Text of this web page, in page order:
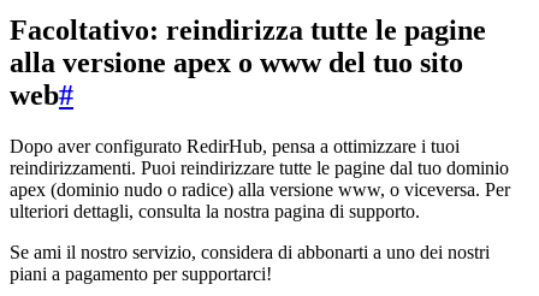
Facoltativo: reindirizza tutte le pagine
alla versione apex o www del tuo sito
web#
Dopo aver configurato RedirHub, pensa a ottimizzare i tuoi
reindirizzamenti. Puoi reindirizzare tutte le pagine dal tuo dominio
apex (dominio nudo o radice) alla versione www, o viceversa. Per
ulteriori dettagli, consulta la nostra pagina di supporto.
Se ami il nostro servizio, considera di abbonarti a uno dei nostri
piani a pagamento per supportarci!